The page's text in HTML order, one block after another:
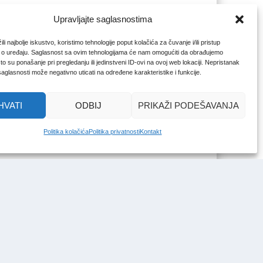
Upravljajte saglasnostima
najbolje iskustvo, koristimo tehnologije poput kolačića za čuvanje i/ili pristup
uređaju. Saglasnost sa ovim tehnologijama će nam omogućiti da obrađujemo
su ponašanje pri pregledanju ili jedinstveni ID-ovi na ovoj web lokaciji. Nepristanak
može negativno uticati na određene karakteristike i funkcije.
ODBIJ PRIKAŽI PODEŠAVANJA
Politika kolačićaPolitika privatnostiKontakt